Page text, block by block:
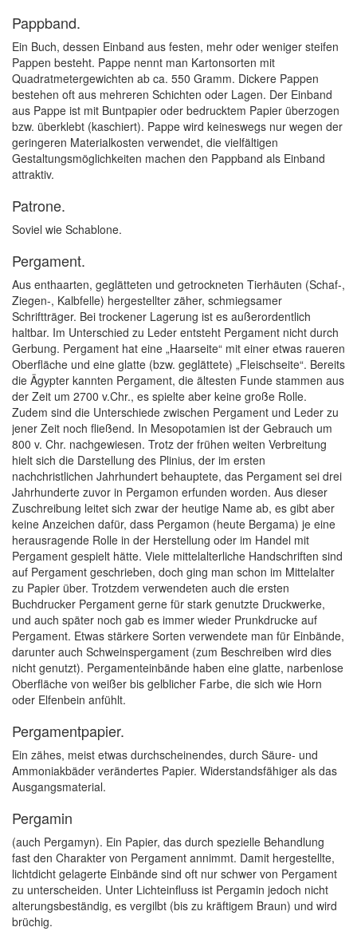
Pappband.
Ein Buch, dessen Einband aus festen, mehr oder weniger steifen
Pappen besteht. Pappe nennt man Kartonsorten mit
Quadratmetergewichten ab ca. 550 Gramm. Dickere Pappen
bestehen oft aus mehreren Schichten oder Lagen. Der Einband
aus Pappe ist mit Buntpapier oder bedrucktem Papier überzogen
bzw. überklebt (kaschiert). Pappe wird keineswegs nur wegen der
geringeren Materialkosten verwendet, die vielfältigen
Gestaltungsmöglichkeiten machen den Pappband als Einband
attraktiv.
Patrone.
Soviel wie Schablone.
Pergament.
Aus enthaarten, geglätteten und getrockneten Tierhäuten (Schaf-,
Ziegen-, Kalbfelle) hergestellter zäher, schmiegsamer
Schriftträger. Bei trockener Lagerung ist es außerordentlich
haltbar. Im Unterschied zu Leder entsteht Pergament nicht durch
Gerbung. Pergament hat eine „Haarseite“ mit einer etwas raueren
Oberfläche und eine glatte (bzw. geglättete) „Fleischseite“. Bereits
die Ägypter kannten Pergament, die ältesten Funde stammen aus
der Zeit um 2700 v.Chr., es spielte aber keine große Rolle.
Zudem sind die Unterschiede zwischen Pergament und Leder zu
jener Zeit noch fließend. In Mesopotamien ist der Gebrauch um
800 v. Chr. nachgewiesen. Trotz der frühen weiten Verbreitung
hielt sich die Darstellung des Plinius, der im ersten
nachchristlichen Jahrhundert behauptete, das Pergament sei drei
Jahrhunderte zuvor in Pergamon erfunden worden. Aus dieser
Zuschreibung leitet sich zwar der heutige Name ab, es gibt aber
keine Anzeichen dafür, dass Pergamon (heute Bergama) je eine
herausragende Rolle in der Herstellung oder im Handel mit
Pergament gespielt hätte. Viele mittelalterliche Handschriften sind
auf Pergament geschrieben, doch ging man schon im Mittelalter
zu Papier über. Trotzdem verwendeten auch die ersten
Buchdrucker Pergament gerne für stark genutzte Druckwerke,
und auch später noch gab es immer wieder Prunkdrucke auf
Pergament. Etwas stärkere Sorten verwendete man für Einbände,
darunter auch Schweinspergament (zum Beschreiben wird dies
nicht genutzt). Pergamenteinbände haben eine glatte, narbenlose
Oberfläche von weißer bis gelblicher Farbe, die sich wie Horn
oder Elfenbein anfühlt.
Pergamentpapier.
Ein zähes, meist etwas durchscheinendes, durch Säure- und
Ammoniakbäder verändertes Papier. Widerstandsfähiger als das
Ausgangsmaterial.
Pergamin
(auch Pergamyn). Ein Papier, das durch spezielle Behandlung
fast den Charakter von Pergament annimmt. Damit hergestellte,
lichtdicht gelagerte Einbände sind oft nur schwer von Pergament
zu unterscheiden. Unter Lichteinfluss ist Pergamin jedoch nicht
alterungsbeständig, es vergilbt (bis zu kräftigem Braun) und wird
brüchig.